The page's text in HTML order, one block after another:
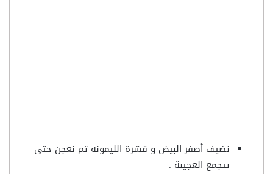
نضيف أصفر البيض و قشرة الليمونه ثم نعجن حتى
تتجمع العجينة .